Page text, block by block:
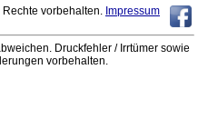
Rechte vorbehalten. Impressum
Druckfehler / Irrtümer sowie
vorbehalten.